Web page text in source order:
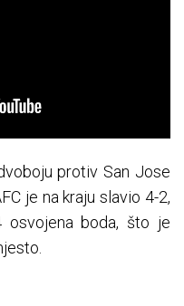
protiv San Jose
je na kraju slavio 4-2,
boda, što je